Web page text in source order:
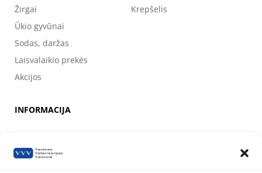
Žirgai
Ūkio gyvūnai
Sodas, daržas
Laisvalaikio prekės
Akcijos
Krepšelis
INFORMACIJA
Kontaktai